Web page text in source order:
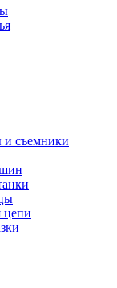
и съемники
цепи